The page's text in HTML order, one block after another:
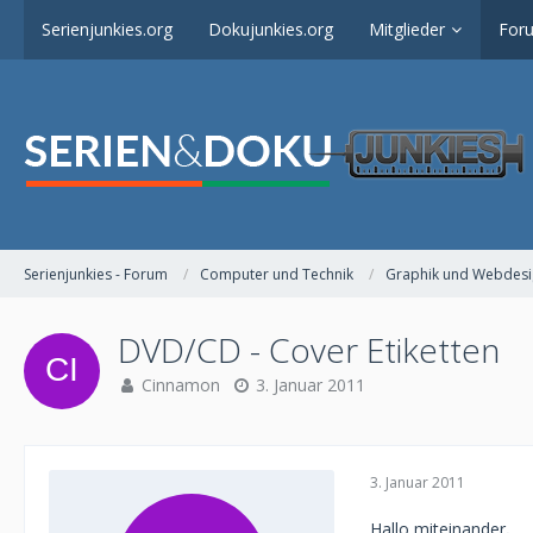
Serienjunkies.org Dokujunkies.org Mitglieder
Serienjunkies - Forum Computer und Technik Graphik und
DVD/CD - Cover Etiketten
Cinnamon 3. Januar 2011
3. Januar 2011